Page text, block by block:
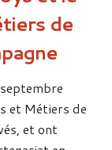
de
et Métiers de
et ont